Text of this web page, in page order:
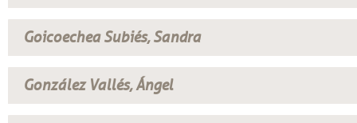
Goicoechea Subiés, Sandra
González Vallés, Ángel